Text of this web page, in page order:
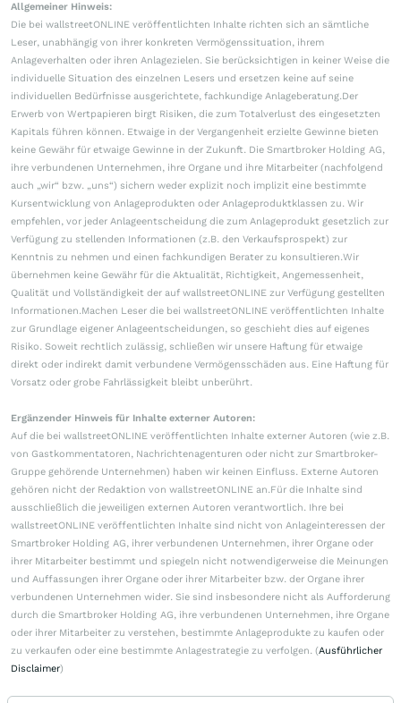
Allgemeiner Hinweis:
Die bei wallstreetONLINE veröffentlichten Inhalte richten sich an sämtliche
Leser, unabhängig von ihrer konkreten Vermögenssituation, ihrem
Anlageverhalten oder ihren Anlagezielen. Sie berücksichtigen in keiner Weise die
individuelle Situation des einzelnen Lesers und ersetzen keine auf seine
individuellen Bedürfnisse ausgerichtete, fachkundige Anlageberatung.Der
Erwerb von Wertpapieren birgt Risiken, die zum Totalverlust des eingesetzten
Kapitals führen können. Etwaige in der Vergangenheit erzielte Gewinne bieten
keine Gewähr für etwaige Gewinne in der Zukunft. Die Smartbroker Holding AG,
ihre verbundenen Unternehmen, ihre Organe und ihre Mitarbeiter (nachfolgend
auch „wir“ bzw. „uns“) sichern weder explizit noch implizit eine bestimmte
Kursentwicklung von Anlageprodukten oder Anlageproduktklassen zu. Wir
empfehlen, vor jeder Anlageentscheidung die zum Anlageprodukt gesetzlich zur
Verfügung zu stellenden Informationen (z.B. den Verkaufsprospekt) zur
Kenntnis zu nehmen und einen fachkundigen Berater zu konsultieren.Wir
übernehmen keine Gewähr für die Aktualität, Richtigkeit, Angemessenheit,
Qualität und Vollständigkeit der auf wallstreetONLINE zur Verfügung gestellten
Informationen.Machen Leser die bei wallstreetONLINE veröffentlichten Inhalte
zur Grundlage eigener Anlageentscheidungen, so geschieht dies auf eigenes
Risiko. Soweit rechtlich zulässig, schließen wir unsere Haftung für etwaige
direkt oder indirekt damit verbundene Vermögensschäden aus. Eine Haftung für
Vorsatz oder grobe Fahrlässigkeit bleibt unberührt.
Ergänzender Hinweis für Inhalte externer Autoren:
Auf die bei wallstreetONLINE veröffentlichten Inhalte externer Autoren (wie z.B.
von Gastkommentatoren, Nachrichtenagenturen oder nicht zur Smartbroker-
Gruppe gehörende Unternehmen) haben wir keinen Einfluss. Externe Autoren
gehören nicht der Redaktion von wallstreetONLINE an.Für die Inhalte sind
ausschließlich die jeweiligen externen Autoren verantwortlich. Ihre bei
wallstreetONLINE veröffentlichten Inhalte sind nicht von Anlageinteressen der
Smartbroker Holding AG, ihrer verbundenen Unternehmen, ihrer Organe oder
ihrer Mitarbeiter bestimmt und spiegeln nicht notwendigerweise die Meinungen
und Auffassungen ihrer Organe oder ihrer Mitarbeiter bzw. der Organe ihrer
verbundenen Unternehmen wider. Sie sind insbesondere nicht als Aufforderung
durch die Smartbroker Holding AG, ihre verbundenen Unternehmen, ihre Organe
oder ihrer Mitarbeiter zu verstehen, bestimmte Anlageprodukte zu kaufen oder
zu verkaufen oder eine bestimmte Anlagestrategie zu verfolgen. (Ausführlicher
Disclaimer)